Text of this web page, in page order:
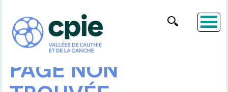
PAGE NON